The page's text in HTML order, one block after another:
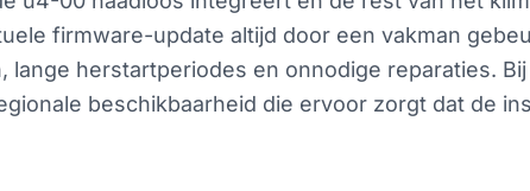
firmware-update altijd door een vakman
herstartperiodes en onnodige reparaties.
beschikbaarheid die ervoor zorgt dat de